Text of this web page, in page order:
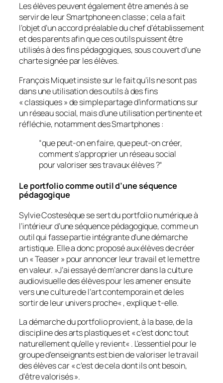
Les élèves peuvent également être amenés à se
servir de leur Smartphone en classe ; cela a fait
l’objet d’un accord préalable du chef d’établissement
et des parents afin que ces outils puissent être
utilisés à des fins pédagogiques, sous couvert d’une
charte signée par les élèves.
François Miquet insiste sur le fait qu’ils ne sont pas
dans une utilisation des outils à des fins
« classiques » de simple partage d’informations sur
un réseau social, mais d’une utilisation pertinente et
réfléchie, notamment des Smartphones :
“que peut-on en faire, que peut-on créer,
comment s’approprier un réseau social
pour valoriser ses travaux élèves ?“
Le portfolio comme outil d’une séquence
pédagogique
Sylvie Costesèque se sert du portfolio numérique à
l’intérieur d’une séquence pédagogique, comme un
outil qui fasse partie intégrante d’une démarche
artistique. Elle a donc proposé aux élèves de créer
un «Teaser» pour annoncer leur travail et le mettre
en valeur. »J’ai essayé de m’ancrer dans la culture
audiovisuelle des élèves pour les amener ensuite
vers une culture de l’art contemporain et de les
sortir de leur univers proche« , explique t-elle.
La démarche du portfolio provient, à la base, de la
discipline des arts plastiques et «c’est donc tout
naturellement qu’elle y revient« . L’essentiel pour le
groupe d’enseignants est bien de valoriser le travail
des élèves car «c’est de cela dont ils ont besoin,
d’être valorisés ».